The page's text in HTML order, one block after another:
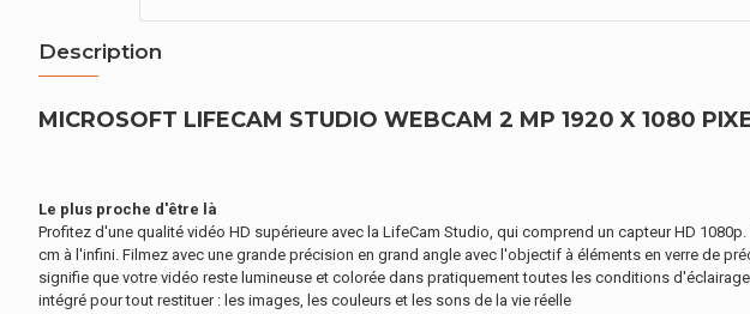
Description
MICROSOFT LIFECAM STUDIO WEBCAM 2 MP 1920 X 1080
Le plus proche d'être là
Profitez d'une qualité vidéo HD supérieure avec la LifeCam Studio, qui comprend un capteur HD
cm à l'infini. Filmez avec une grande précision en grand angle avec l'objectif à éléments en verre de
signifie que votre vidéo reste lumineuse et colorée dans pratiquement toutes les conditions
intégré pour tout restituer : les images, les couleurs et les sons de la vie réelle